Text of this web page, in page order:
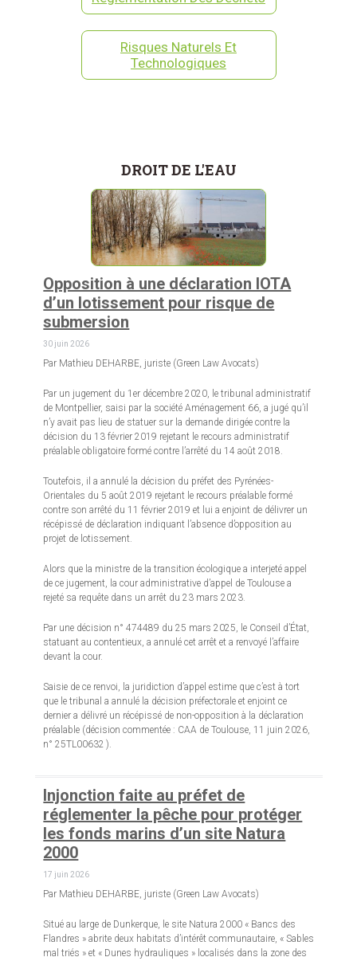
Risques Naturels Et
Technologiques
DROIT DE L'EAU
Opposition à une déclaration IOTA
d’un lotissement pour risque de
submersion
30 juin 2026
Par Mathieu DEHARBE, juriste (Green Law Avocats)
Par un jugement du 1er décembre 2020, le tribunal administratif
de Montpellier, saisi par la société Aménagement 66, a jugé qu’il
n’y avait pas lieu de statuer sur la demande dirigée contre la
décision du 13 février 2019 rejetant le recours administratif
préalable obligatoire formé contre l’arrêté du 14 août 2018.
Toutefois, il a annulé la décision du préfet des Pyrénées-
Orientales du 5 août 2019 rejetant le recours préalable formé
contre son arrêté du 11 février 2019 et lui a enjoint de délivrer un
récépissé de déclaration indiquant l’absence d’opposition au
projet de lotissement.
Alors que la ministre de la transition écologique a interjeté appel
de ce jugement, la cour administrative d’appel de Toulouse a
rejeté sa requête dans un arrêt du 23 mars 2023.
Par une décision n° 474489 du 25 mars 2025, le Conseil d’État,
statuant au contentieux, a annulé cet arrêt et a renvoyé l’affaire
devant la cour.
Saisie de ce renvoi, la juridiction d’appel estime que c’est à tort
que le tribunal a annulé la décision préfectorale et enjoint ce
dernier a délivré un récépissé de non-opposition à la déclaration
préalable (décision commentée : CAA de Toulouse, 11 juin 2026,
n° 25TL00632 ).
Injonction faite au préfet de
réglementer la pêche pour protéger
les fonds marins d’un site Natura
2000
17 juin 2026
Par Mathieu DEHARBE, juriste (Green Law Avocats)
Situé au large de Dunkerque, le site Natura 2000 « Bancs des
Flandres » abrite deux habitats d’intérêt communautaire, « Sables
mal triés » et « Dunes hydrauliques » localisés dans la zone des